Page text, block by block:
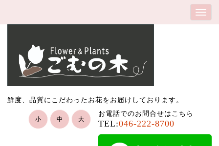
鮮度、品質にこだわったお花をお届けしております。
お電話でのお問合せはこちら
TEL:046-222-8700
小 中 大